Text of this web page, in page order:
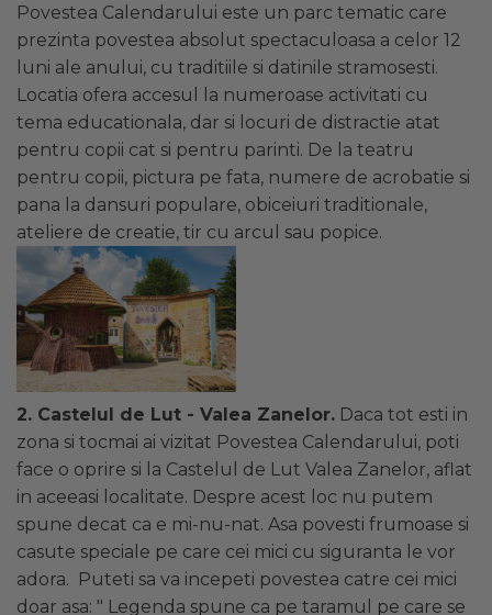
Povestea Calendarului este un parc tematic care
prezinta povestea absolut spectaculoasa a celor 12
luni ale anului, cu traditiile si datinile stramosesti.
Locatia ofera accesul la numeroase activitati cu
tema educationala, dar si locuri de distractie atat
pentru copii cat si pentru parinti. De la teatru
pentru copii, pictura pe fata, numere de acrobatie si
pana la dansuri populare, obiceiuri traditionale,
ateliere de creatie, tir cu arcul sau popice.
2. Castelul de Lut - Valea Zanelor. Daca tot esti in
zona si tocmai ai vizitat Povestea Calendarului, poti
face o oprire si la Castelul de Lut Valea Zanelor, aflat
in aceeasi localitate. Despre acest loc nu putem
spune decat ca e mi-nu-nat. Asa povesti frumoase si
casute speciale pe care cei mici cu siguranta le vor
adora. Puteti sa va incepeti povestea catre cei mici
doar asa: " Legenda spune ca pe taramul pe care se